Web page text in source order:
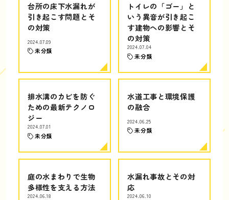
台所の床下水漏れが
引き起こす問題とそ
の対策
2024.07.09
未分類
トイレの「ゴー」と
いう異音が引き起こ
す建物への影響とそ
の対策
2024.07.04
未分類
排水溝のカビを防ぐ
ための最新テクノロ
ジー
2024.07.01
未分類
水道工事と環境保護
の融合
2024.06.25
未分類
庭の水まわりで生物
多様性を支える方法
2024.06.18
水漏れ事故とその対
応
2024.06.10